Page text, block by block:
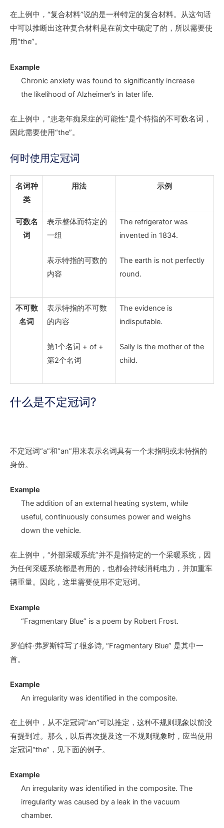
在上例中，“复合材料”说的是一种特定的复合材料。从这句话
中可以推断出这种复合材料是在前文中确定了的，所以需要使
用“the”。
Example
Chronic anxiety was found to significantly increase
the likelihood of Alzheimer’s in later life.
在上例中，“患老年痴呆症的可能性”是个特指的不可数名词，
因此需要使用“the”。
何时使用定冠词
名词种
类
用法 示例
可数名
词
表示整体而特定的
一组
表示特指的可数的
内容
The refrigerator was
invented in 1834.
The earth is not perfectly
round.
不可数
名词
表示特指的不可数
的内容
第1个名词 + of +
第2个名词
The evidence is
indisputable.
Sally is the mother of the
child.
什么是不定冠词?
不定冠词“a”和“an”用来表示名词具有一个未指明或未特指的
身份。
Example
The addition of an external heating system, while
useful, continuously consumes power and weighs
down the vehicle.
在上例中，“外部采暖系统”并不是指特定的一个采暖系统，因
为任何采暖系统都是有用的，也都会持续消耗电力，并加重车
辆重量。因此，这里需要使用不定冠词。
Example
“Fragmentary Blue” is a poem by Robert Frost.
罗伯特·弗罗斯特写了很多诗, “Fragmentary Blue” 是其中一
首。
Example
An irregularitywas identified in the composite.
在上例中，从不定冠词“an”可以推定，这种不规则现象以前没
有提到过。那么，以后再次提及这一不规则现象时，应当使用
定冠词“the”，见下面的例子。
Example
An irregularitywas identified in the composite. The
irregularitywas caused by a leak in the vacuum
chamber.